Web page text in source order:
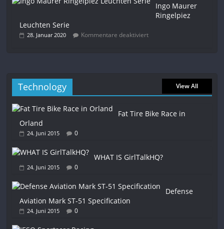
Ingo Maurer
Ringelpiez
Leuchten Serie
28. Januar 2020 Kommentare deaktiviert
Technology View All
Fat Tire Bike Race in
Orland
24. Juni 2015 0
WHAT IS GirlTalkHQ?
24. Juni 2015 0
Defense
Aviation Mark ST-51 Specification
24. Juni 2015 0